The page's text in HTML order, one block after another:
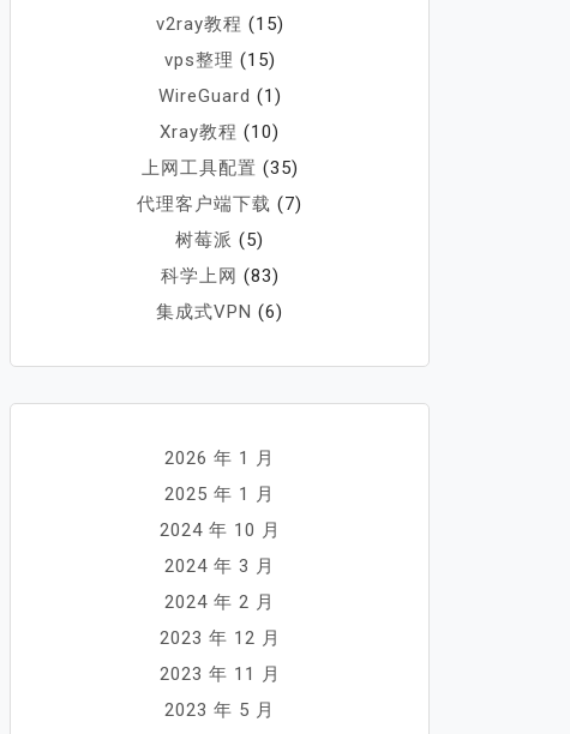
v2ray教程 (15)
vps整理 (15)
WireGuard (1)
Xray教程 (10)
上网工具配置 (35)
代理客户端下载 (7)
树莓派 (5)
科学上网 (83)
集成式VPN (6)
2026 年 1 月
2025 年 1 月
2024 年 10 月
2024 年 3 月
2024 年 2 月
2023 年 12 月
2023 年 11 月
2023 年 5 月